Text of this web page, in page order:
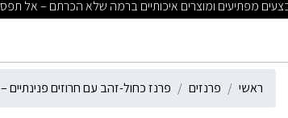
ראשי פרנזים פרנז כחול-זהב עם חרוזים פנינתיים – 10 ס״מ דגפ9247